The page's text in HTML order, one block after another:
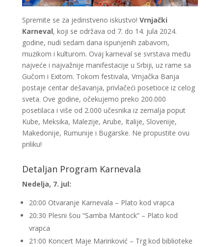
Spremite se za jedinstveno iskustvo! Vrnjački
Karneval, koji se održava od 7. do 14. jula 2024.
godine, nudi sedam dana ispunjenih zabavom,
muzikom i kulturom. Ovaj karneval se svrstava među
najveće i najvažnije manifestacije u Srbiji, uz rame sa
Gučom i Exitom. Tokom festivala, Vrnjačka Banja
postaje centar dešavanja, privlačeći posetioce iz celog
sveta. Ove godine, očekujemo preko 200.000
posetilaca i više od 2.000 učesnika iz zemalja poput
Kube, Meksika, Malezije, Arube, Italije, Slovenije,
Makedonije, Rumunije i Bugarske. Ne propustite ovu
priliku!
Detaljan Program Karnevala
Nedelja, 7. jul:
20:00 Otvaranje Karnevala – Plato kod vrapca
20:30 Plesni šou “Samba Mantock” – Plato kod
vrapca
21:00 Koncert Maje Marinković – Trg kod biblioteke